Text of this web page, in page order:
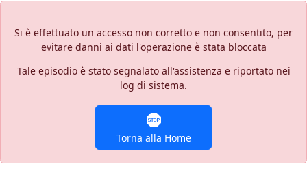
Si è effettuato un accesso non corretto e non consentito, per
evitare danni ai dati l'operazione è stata bloccata
Tale episodio è stato segnalato all'assistenza e riportato nei
log di sistema.
Torna alla Home